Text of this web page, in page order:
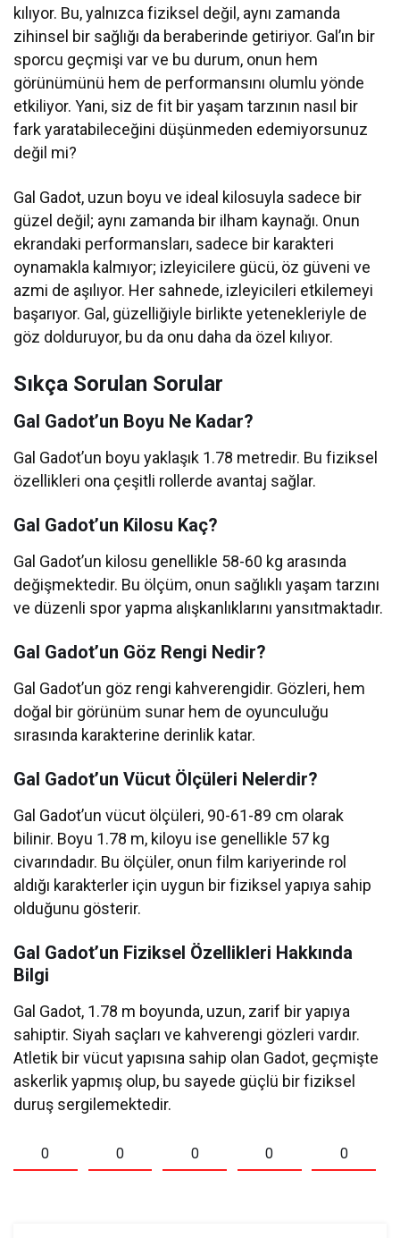
kılıyor. Bu, yalnızca fiziksel değil, aynı zamanda
zihinsel bir sağlığı da beraberinde getiriyor. Gal’ın bir
sporcu geçmişi var ve bu durum, onun hem
görünümünü hem de performansını olumlu yönde
etkiliyor. Yani, siz de fit bir yaşam tarzının nasıl bir
fark yaratabileceğini düşünmeden edemiyorsunuz
değil mi?
Gal Gadot, uzun boyu ve ideal kilosuyla sadece bir
güzel değil; aynı zamanda bir ilham kaynağı. Onun
ekrandaki performansları, sadece bir karakteri
oynamakla kalmıyor; izleyicilere gücü, öz güveni ve
azmi de aşılıyor. Her sahnede, izleyicileri etkilemeyi
başarıyor. Gal, güzelliğiyle birlikte yetenekleriyle de
göz dolduruyor, bu da onu daha da özel kılıyor.
Sıkça Sorulan Sorular
Gal Gadot’un Boyu Ne Kadar?
Gal Gadot’un boyu yaklaşık 1.78 metredir. Bu fiziksel
özellikleri ona çeşitli rollerde avantaj sağlar.
Gal Gadot’un Kilosu Kaç?
Gal Gadot’un kilosu genellikle 58-60 kg arasında
değişmektedir. Bu ölçüm, onun sağlıklı yaşam tarzını
ve düzenli spor yapma alışkanlıklarını yansıtmaktadır.
Gal Gadot’un Göz Rengi Nedir?
Gal Gadot’un göz rengi kahverengidir. Gözleri, hem
doğal bir görünüm sunar hem de oyunculuğu
sırasında karakterine derinlik katar.
Gal Gadot’un Vücut Ölçüleri Nelerdir?
Gal Gadot’un vücut ölçüleri, 90-61-89 cm olarak
bilinir. Boyu 1.78 m, kiloyu ise genellikle 57 kg
civarındadır. Bu ölçüler, onun film kariyerinde rol
aldığı karakterler için uygun bir fiziksel yapıya sahip
olduğunu gösterir.
Gal Gadot’un Fiziksel Özellikleri Hakkında
Bilgi
Gal Gadot, 1.78 m boyunda, uzun, zarif bir yapıya
sahiptir. Siyah saçları ve kahverengi gözleri vardır.
Atletik bir vücut yapısına sahip olan Gadot, geçmişte
askerlik yapmış olup, bu sayede güçlü bir fiziksel
duruş sergilemektedir.
0 0 0 0 0